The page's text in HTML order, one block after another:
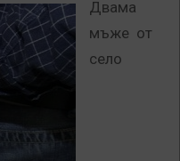
Двама
мъже от
село